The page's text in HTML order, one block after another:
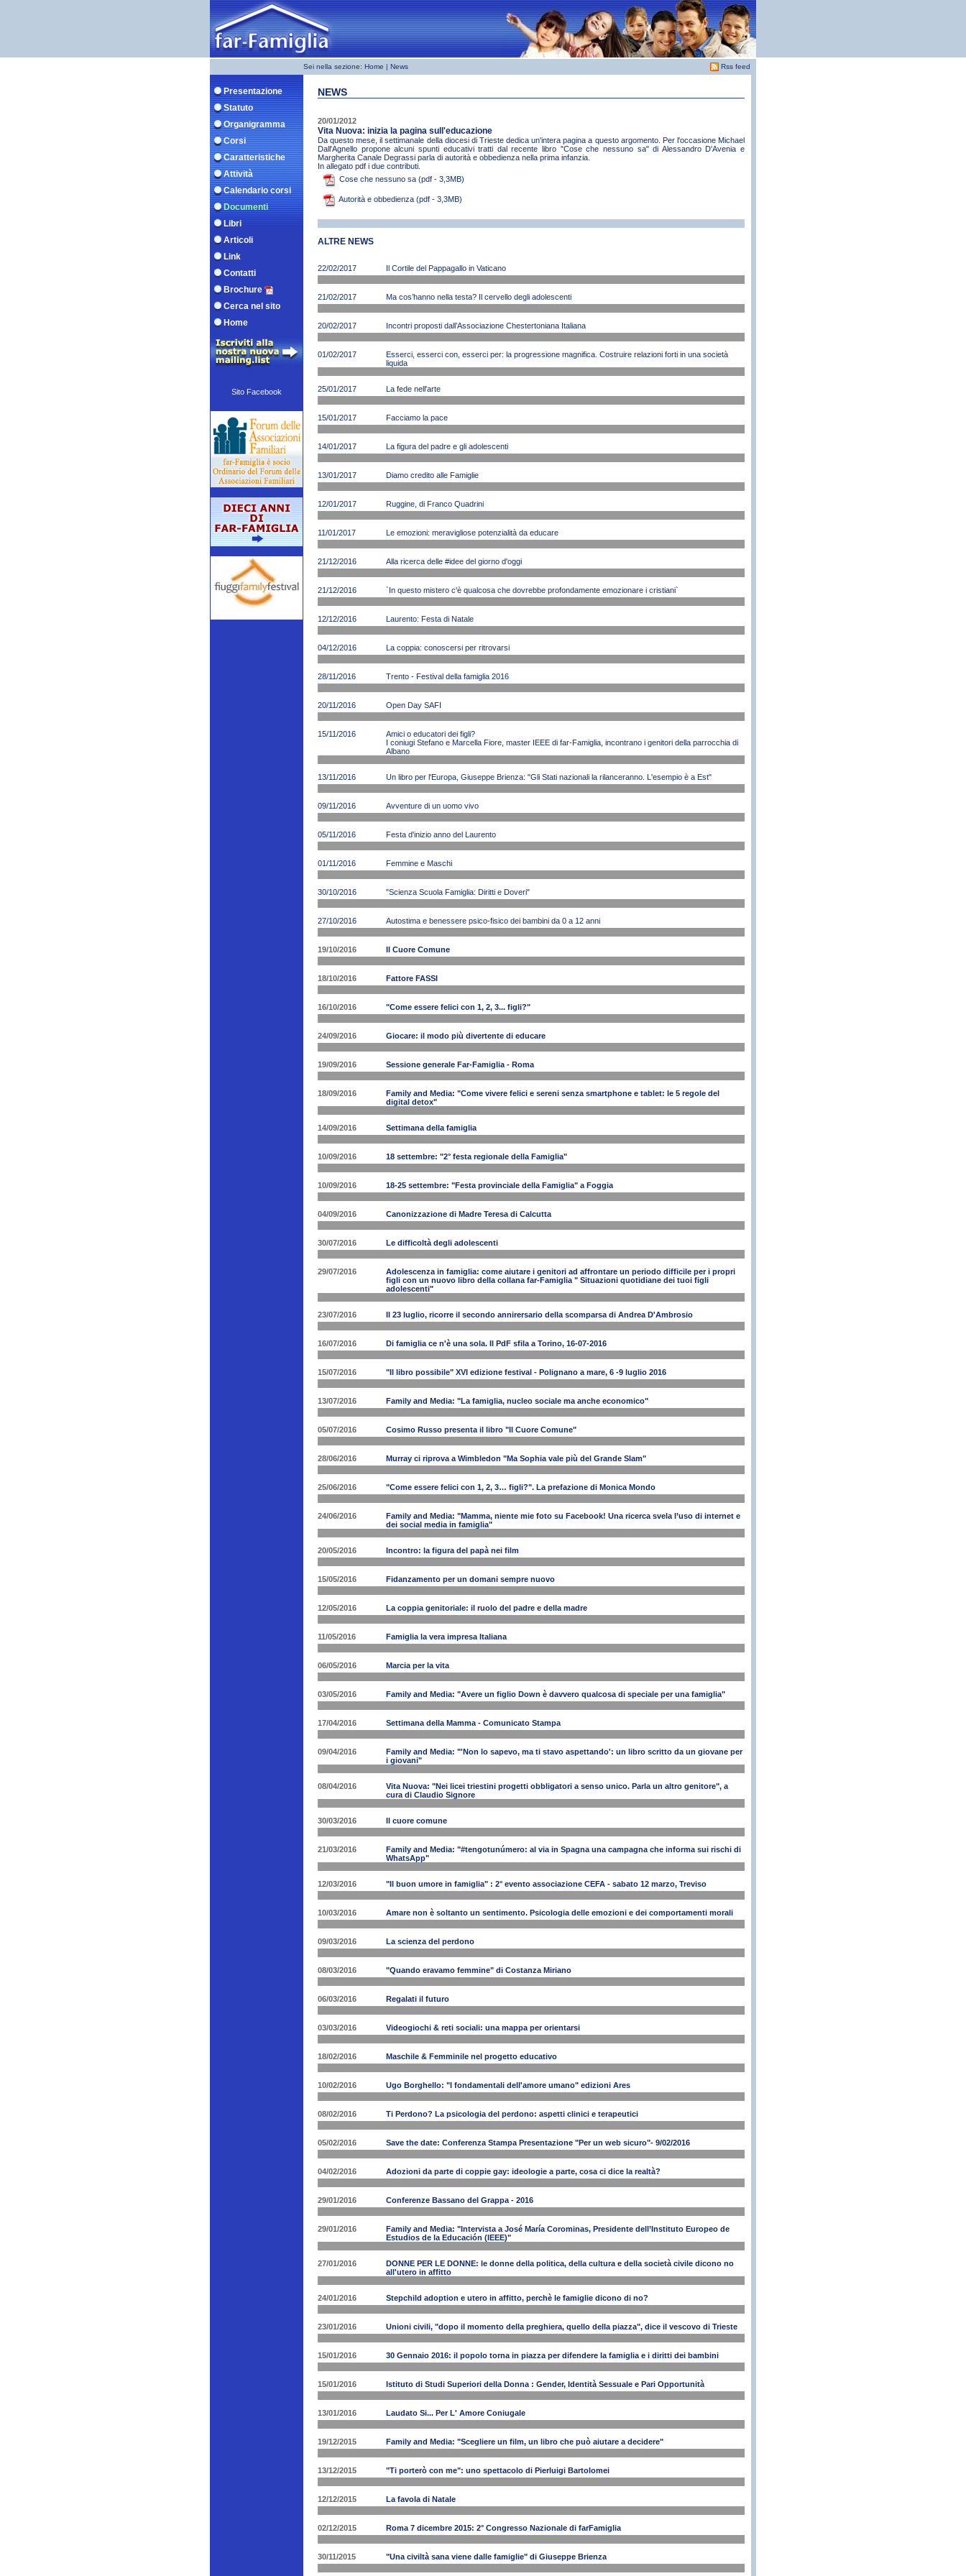
Sei nella sezione: Home | News Rss feed
Presentazione
Statuto
Organigramma
Corsi
Caratteristiche
Attività
Calendario corsi
Documenti
Libri
Articoli
Link
Contatti
Brochure
Cerca nel sito
Home
Sito Facebook
NEWS
20/01/2012
Vita Nuova: inizia la pagina sull'educazione
Da questo mese, il settimanale della diocesi di Trieste dedica un'intera pagina a questo argomento. Per l'occasione Michael
Dall'Agnello propone alcuni spunti educativi tratti dal recente libro "Cose che nessuno sa" di Alessandro D'Avenia e
Margherita Canale Degrassi parla di autorità e obbedienza nella prima infanzia.
In allegato pdf i due contributi.
Cose che nessuno sa (pdf - 3,3MB)
Autorità e obbedienza (pdf - 3,3MB)
ALTRE NEWS
22/02/2017 Il Cortile del Pappagallo in Vaticano
21/02/2017 Ma cos’hanno nella testa? Il cervello degli adolescenti
20/02/2017 Incontri proposti dall’Associazione Chestertoniana Italiana
01/02/2017
Esserci, esserci con, esserci per: la progressione magnifica. Costruire relazioni forti in una società
liquida
25/01/2017 La fede nell'arte
15/01/2017 Facciamo la pace
14/01/2017 La figura del padre e gli adolescenti
13/01/2017 Diamo credito alle Famiglie
12/01/2017 Ruggine, di Franco Quadrini
11/01/2017 Le emozioni: meravigliose potenzialità da educare
21/12/2016 Alla ricerca delle #idee del giorno d'oggi
21/12/2016 `In questo mistero c'è qualcosa che dovrebbe profondamente emozionare i cristiani`
12/12/2016 Laurento: Festa di Natale
04/12/2016 La coppia: conoscersi per ritrovarsi
28/11/2016 Trento - Festival della famiglia 2016
20/11/2016 Open Day SAFI
15/11/2016
Amici o educatori dei figli?
I coniugi Stefano e Marcella Fiore, master IEEE di far-Famiglia, incontrano i genitori della parrocchia di
Albano
13/11/2016 Un libro per l'Europa, Giuseppe Brienza: "Gli Stati nazionali la rilanceranno. L'esempio è a Est"
09/11/2016 Avventure di un uomo vivo
05/11/2016 Festa d'inizio anno del Laurento
01/11/2016 Femmine e Maschi
30/10/2016 "Scienza Scuola Famiglia: Diritti e Doveri"
27/10/2016 Autostima e benessere psico-fisico dei bambini da 0 a 12 anni
19/10/2016 Il Cuore Comune
18/10/2016 Fattore FASSI
16/10/2016 "Come essere felici con 1, 2, 3... figli?"
24/09/2016 Giocare: il modo più divertente di educare
19/09/2016 Sessione generale Far-Famiglia - Roma
18/09/2016
Family and Media: "Come vivere felici e sereni senza smartphone e tablet: le 5 regole del
digital detox"
14/09/2016 Settimana della famiglia
10/09/2016 18 settembre: "2° festa regionale della Famiglia"
10/09/2016 18-25 settembre: "Festa provinciale della Famiglia" a Foggia
04/09/2016 Canonizzazione di Madre Teresa di Calcutta
30/07/2016 Le difficoltà degli adolescenti
29/07/2016
Adolescenza in famiglia: come aiutare i genitori ad affrontare un periodo difficile per i propri
figli con un nuovo libro della collana far-Famiglia " Situazioni quotidiane dei tuoi figli
adolescenti"
23/07/2016 Il 23 luglio, ricorre il secondo annirersario della scomparsa di Andrea D'Ambrosio
16/07/2016 Di famiglia ce n'è una sola. Il PdF sfila a Torino, 16-07-2016
15/07/2016 "Il libro possibile" XVI edizione festival - Polignano a mare, 6 -9 luglio 2016
13/07/2016 Family and Media: "La famiglia, nucleo sociale ma anche economico"
05/07/2016 Cosimo Russo presenta il libro "Il Cuore Comune"
28/06/2016 Murray ci riprova a Wimbledon "Ma Sophia vale più del Grande Slam"
25/06/2016 "Come essere felici con 1, 2, 3… figli?". La prefazione di Monica Mondo
24/06/2016
Family and Media: "Mamma, niente mie foto su Facebook! Una ricerca svela l’uso di internet e
dei social media in famiglia"
20/05/2016 Incontro: la figura del papà nei film
15/05/2016 Fidanzamento per un domani sempre nuovo
12/05/2016 La coppia genitoriale: il ruolo del padre e della madre
11/05/2016 Famiglia la vera impresa Italiana
06/05/2016 Marcia per la vita
03/05/2016 Family and Media: "Avere un figlio Down è davvero qualcosa di speciale per una famiglia"
17/04/2016 Settimana della Mamma - Comunicato Stampa
09/04/2016
Family and Media: "'Non lo sapevo, ma ti stavo aspettando': un libro scritto da un giovane per
i giovani"
08/04/2016
Vita Nuova: "Nei licei triestini progetti obbligatori a senso unico. Parla un altro genitore", a
cura di Claudio Signore
30/03/2016 Il cuore comune
21/03/2016
Family and Media: "#tengotunúmero: al via in Spagna una campagna che informa sui rischi di
WhatsApp"
12/03/2016 "Il buon umore in famiglia" : 2° evento associazione CEFA - sabato 12 marzo, Treviso
10/03/2016 Amare non è soltanto un sentimento. Psicologia delle emozioni e dei comportamenti morali
09/03/2016 La scienza del perdono
08/03/2016 "Quando eravamo femmine" di Costanza Miriano
06/03/2016 Regalati il futuro
03/03/2016 Videogiochi & reti sociali: una mappa per orientarsi
18/02/2016 Maschile & Femminile nel progetto educativo
10/02/2016 Ugo Borghello: "I fondamentali dell'amore umano" edizioni Ares
08/02/2016 Ti Perdono? La psicologia del perdono: aspetti clinici e terapeutici
05/02/2016 Save the date: Conferenza Stampa Presentazione "Per un web sicuro"- 9/02/2016
04/02/2016 Adozioni da parte di coppie gay: ideologie a parte, cosa ci dice la realtà?
29/01/2016 Conferenze Bassano del Grappa - 2016
29/01/2016
Family and Media: "Intervista a José María Corominas, Presidente dell’Instituto Europeo de
Estudios de la Educación (IEEE)"
27/01/2016
DONNE PER LE DONNE: le donne della politica, della cultura e della società civile dicono no
all'utero in affitto
24/01/2016 Stepchild adoption e utero in affitto, perchè le famiglie dicono di no?
23/01/2016 Unioni civili, "dopo il momento della preghiera, quello della piazza", dice il vescovo di Trieste
15/01/2016 30 Gennaio 2016: il popolo torna in piazza per difendere la famiglia e i diritti dei bambini
15/01/2016 Istituto di Studi Superiori della Donna : Gender, Identità Sessuale e Pari Opportunità
13/01/2016 Laudato Si... Per L' Amore Coniugale
19/12/2015 Family and Media: "Scegliere un film, un libro che può aiutare a decidere"
13/12/2015 "Ti porterò con me": uno spettacolo di Pierluigi Bartolomei
12/12/2015 La favola di Natale
02/12/2015 Roma 7 dicembre 2015: 2° Congresso Nazionale di farFamiglia
30/11/2015 "Una civiltà sana viene dalle famiglie" di Giuseppe Brienza